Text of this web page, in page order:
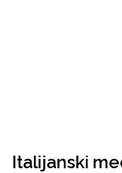
Italijanski